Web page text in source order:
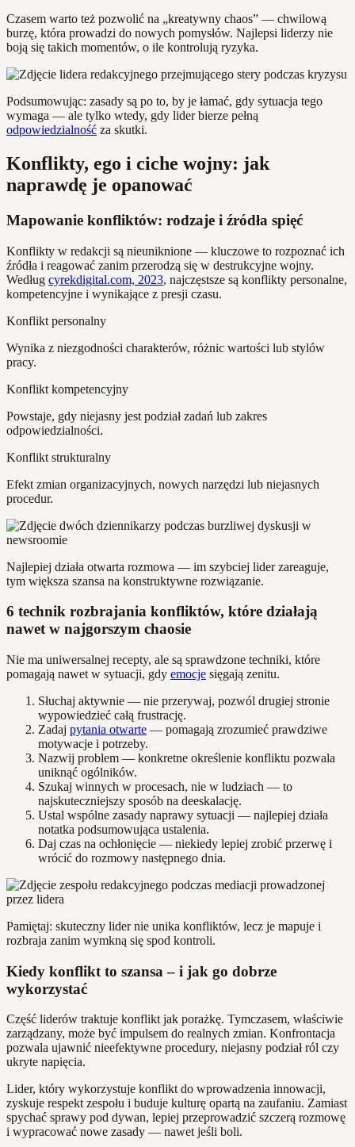
Czasem warto też pozwolić na „kreatywny chaos” — chwilową
burzę, która prowadzi do nowych pomysłów. Najlepsi liderzy nie
boją się takich momentów, o ile kontrolują ryzyka.
Podsumowując: zasady są po to, by je łamać, gdy sytuacja tego
wymaga — ale tylko wtedy, gdy lider bierze pełną
odpowiedzialność za skutki.
Konflikty, ego i ciche wojny: jak
naprawdę je opanować
Mapowanie konfliktów: rodzaje i źródła spięć
Konflikty w redakcji są nieuniknione — kluczowe to rozpoznać ich
źródła i reagować zanim przerodzą się w destrukcyjne wojny.
Według cyrekdigital.com, 2023, najczęstsze są konflikty personalne,
kompetencyjne i wynikające z presji czasu.
Konflikt personalny
Wynika z niezgodności charakterów, różnic wartości lub stylów
pracy.
Konflikt kompetencyjny
Powstaje, gdy niejasny jest podział zadań lub zakres
odpowiedzialności.
Konflikt strukturalny
Efekt zmian organizacyjnych, nowych narzędzi lub niejasnych
procedur.
Najlepiej działa otwarta rozmowa — im szybciej lider zareaguje,
tym większa szansa na konstruktywne rozwiązanie.
6 technik rozbrajania konfliktów, które działają
nawet w najgorszym chaosie
Nie ma uniwersalnej recepty, ale są sprawdzone techniki, które
pomagają nawet w sytuacji, gdy emocje sięgają zenitu.
Słuchaj aktywnie — nie przerywaj, pozwól drugiej stronie
wypowiedzieć całą frustrację.
Zadaj pytania otwarte — pomagają zrozumieć prawdziwe
motywacje i potrzeby.
Nazwij problem — konkretne określenie konfliktu pozwala
uniknąć ogólników.
Szukaj winnych w procesach, nie w ludziach — to
najskuteczniejszy sposób na deeskalację.
Ustal wspólne zasady naprawy sytuacji — najlepiej działa
notatka podsumowująca ustalenia.
Daj czas na ochłonięcie — niekiedy lepiej zrobić przerwę i
wrócić do rozmowy następnego dnia.
Pamiętaj: skuteczny lider nie unika konfliktów, lecz je mapuje i
rozbraja zanim wymkną się spod kontroli.
Kiedy konflikt to szansa – i jak go dobrze
wykorzystać
Część liderów traktuje konflikt jak porażkę. Tymczasem, właściwie
zarządzany, może być impulsem do realnych zmian. Konfrontacja
pozwala ujawnić nieefektywne procedury, niejasny podział ról czy
ukryte napięcia.
Lider, który wykorzystuje konflikt do wprowadzenia innowacji,
zyskuje respekt zespołu i buduje kulturę opartą na zaufaniu. Zamiast
spychać sprawy pod dywan, lepiej przeprowadzić szczerą rozmowę
i wypracować nowe zasady — nawet jeśli boli.